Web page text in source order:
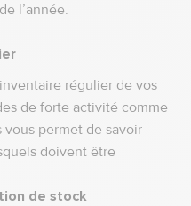
l’année.
régulier de vos
de forte activité comme
permet de savoir
doivent être
de stock